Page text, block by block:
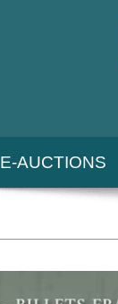
E-AUCTIONS